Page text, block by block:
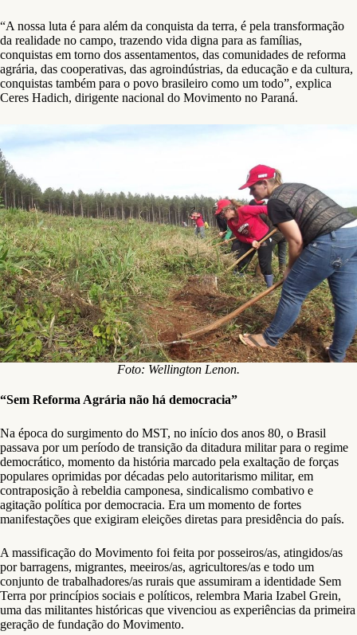
“A nossa luta é para além da conquista da terra, é pela transformação
da realidade no campo, trazendo vida digna para as famílias,
conquistas em torno dos assentamentos, das comunidades de reforma
agrária, das cooperativas, das agroindústrias, da educação e da cultura,
conquistas também para o povo brasileiro como um todo”, explica
Ceres Hadich, dirigente nacional do Movimento no Paraná.
Foto: Wellington Lenon.
“Sem Reforma Agrária não há democracia”
Na época do surgimento do MST, no início dos anos 80, o Brasil
passava por um período de transição da ditadura militar para o regime
democrático, momento da história marcado pela exaltação de forças
populares oprimidas por décadas pelo autoritarismo militar, em
contraposição à rebeldia camponesa, sindicalismo combativo e
agitação política por democracia. Era um momento de fortes
manifestações que exigiram eleições diretas para presidência do país.
A massificação do Movimento foi feita por posseiros/as, atingidos/as
por barragens, migrantes, meeiros/as, agricultores/as e todo um
conjunto de trabalhadores/as rurais que assumiram a identidade Sem
Terra por princípios sociais e políticos, relembra Maria Izabel Grein,
uma das militantes históricas que vivenciou as experiências da primeira
geração de fundação do Movimento.